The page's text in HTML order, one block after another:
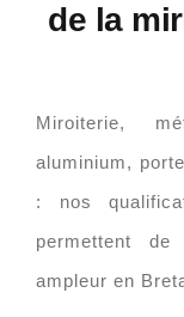
de la
Miroiterie,
aluminium,
: nos
permettent
ampleur en